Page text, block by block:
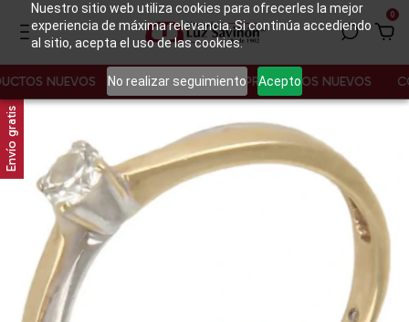
Nuestro sitio web utiliza cookies para ofrecerles la mejor
experiencia de máxima relevancia. Si continúa accediendo
al sitio, acepta el uso de las cookies.
No realizar seguimiento Acepto
0
NUEVOS CONOCE NUESTROS PRODUCTOS NUEVOS
Envío gratis